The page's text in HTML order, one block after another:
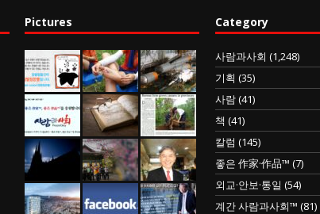
Pictures Category
사람과사회 (1,248)
기획 (35)
사람(41)
책 (41)
칼럼 (145)
좋은 作家·作品™ (7)
외교·안보·통일 (54)
계간 사람과사회™ (81)